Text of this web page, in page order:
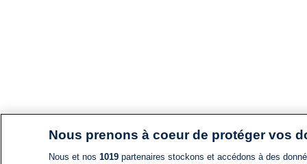
Nous prenons à coeur de protéger vos
Nous et nos 1019partenaires stockons et accédons à des